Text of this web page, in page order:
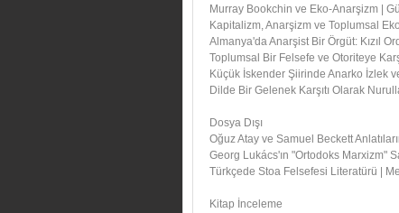
Murray Bookchin ve Eko-Anarşizm |
Kapitalizm, Anarşizm ve Toplumsal
Almanya'da Anarşist Bir Örgüt: Kızıl
Toplumsal Bir Felsefe ve Otoriteye
Küçük İskender Şiirinde Anarko İzlek
Dilde Bir Gelenek Karşıtı Olarak
Dosya Dışı
Oğuz Atay ve Samuel Beckett
Georg Lukács'ın "Ortodoks Marxizm"
Türkçede Stoa Felsefesi Literatürü |
Kitap İnceleme